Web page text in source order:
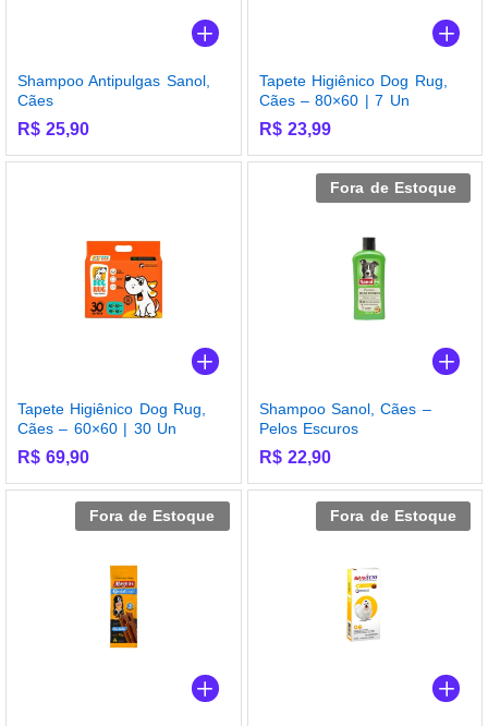
Shampoo Antipulgas Sanol,
Cães
R$ 25,90
Tapete Higiênico Dog Rug,
Cães – 80×60 | 7 Un
R$23,99
Tapete Higiênico Dog Rug,
Cães – 60×60 | 30 Un
R$ 69,90
Fora de Estoque
Shampoo Sanol, Cães –
Pelos Escuros
R$22,90
Fora de Estoque Fora de Estoque